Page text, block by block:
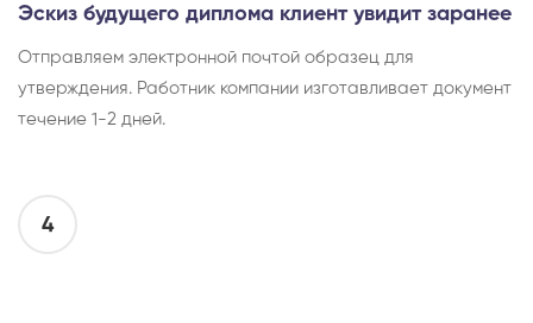
Эскиз будущего диплома клиент увидит заранее
Отправляем электронной почтой образец для
утверждения. Работник компании изготавливает документ
течение 1-2 дней.
4